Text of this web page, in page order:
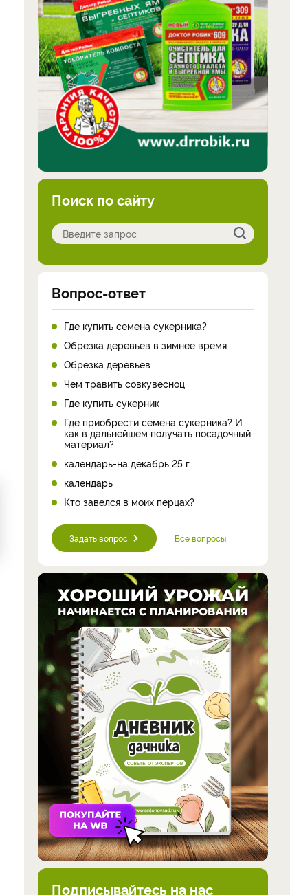
Поиск по сайту
Вопрос-ответ
Где купить семена сукерника?
Обрезка деревьев в зимнее время
Обрезка деревьев
Чем травить совкувесноц
Где купить сукерник
Где приобрести семена сукерника? И
как в дальнейшем получать посадочный
материал?
календарь-на декабрь 25 г
календарь
Кто завелся в моих перцах?
Задать вопрос Все вопросы
Подписывайтесь на нас